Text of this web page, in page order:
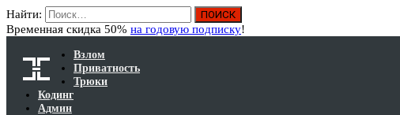
Найти:
Временная скидка 50% на годовую подписку!
Взлом
Приватность
Трюки
Кодинг
Админ